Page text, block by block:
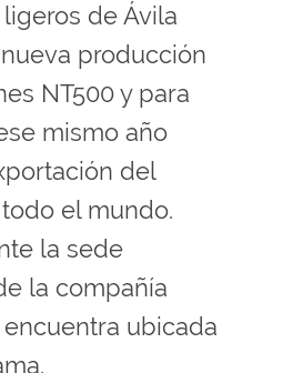
de Ávila
producción
NT500 y para
mismo año
del
el mundo.
la sede
la compañía
encuentra ubicada